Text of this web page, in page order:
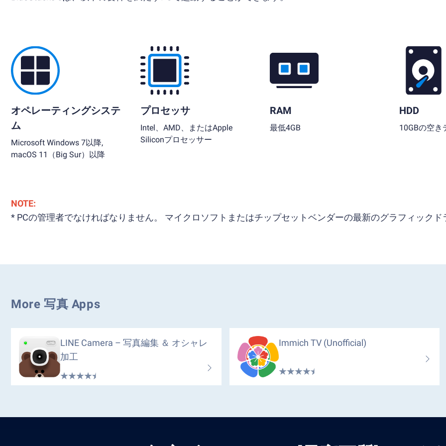
オペレーティングシステ
ム
Microsoft Windows 7以降,
macOS 11（Big Sur）以降
プロセッサ
Intel、AMD、またはApple
Siliconプロセッサー
RAM
最低4GB
HDD
10GBの空き
NOTE:
* PCの管理者でなければなりません。 マイクロソフトまたはチップセットベンダーの最新のグラフィックド
More 写真 Apps
LINE Camera – 写真編集 ＆ オシャレ
加工
Immich TV (Unofficial)